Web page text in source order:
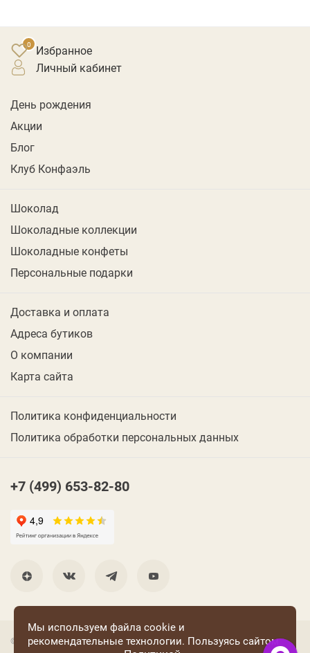
Избранное
личный кабинет
День рождения
Акции
Блог
Клуб Конфаэль
Шоколад
Шоколадные коллекции
Шоколадные конфеты
Персональные подарки
Доставка и оплата
Адреса бутиков
О компании
Карта сайта
Политика конфиденциальности
Политика обработки персональных данных
+7 (499) 653-82-80
© 2001 Группа компаний «Конфаэль»
Мы используем файла cookie и
рекомендательные технологии. Пользуясь сайтом